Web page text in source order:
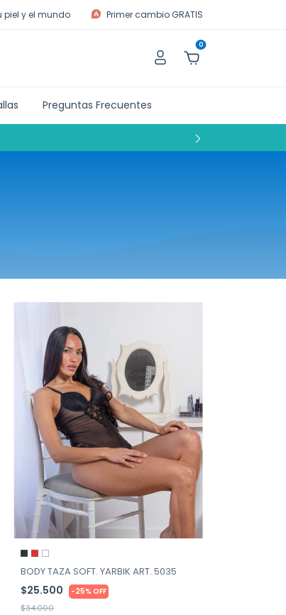
piel y el mundo Primer cambio GRATIS
0
Preguntas Frecuentes
BODY TAZA SOFT. YARBIK ART. 5035
$25.500 -25%OFF
$34.000